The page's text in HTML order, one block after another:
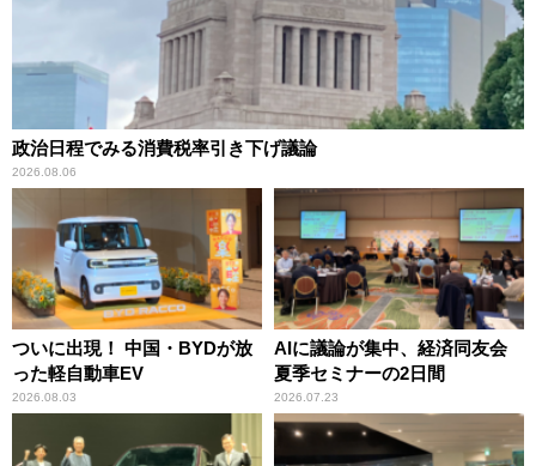
政治日程でみる消費税率引き下げ議論
2026.08.06
ついに出現！ 中国・BYDが放
った軽自動車EV
2026.08.03
AIに議論が集中、経済同友会
夏季セミナーの2日間
2026.07.23